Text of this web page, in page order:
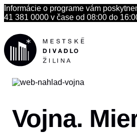
Skip
to
Informácie o programe vám
41 381 0000 v čase od 08:00 do
Vojna.